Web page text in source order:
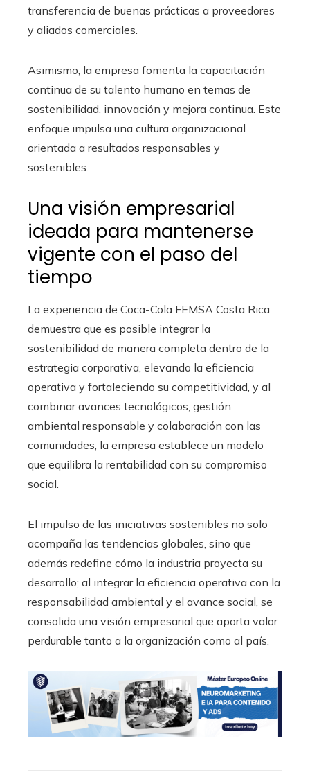
transferencia de buenas prácticas a proveedores
y aliados comerciales.
Asimismo, la empresa fomenta la capacitación
continua de su talento humano en temas de
sostenibilidad, innovación y mejora continua. Este
enfoque impulsa una cultura organizacional
orientada a resultados responsables y
sostenibles.
Una visión empresarial
ideada para mantenerse
vigente con el paso del
tiempo
La experiencia de Coca-Cola FEMSA Costa Rica
demuestra que es posible integrar la
sostenibilidad de manera completa dentro de la
estrategia corporativa, elevando la eficiencia
operativa y fortaleciendo su competitividad, y al
combinar avances tecnológicos, gestión
ambiental responsable y colaboración con las
comunidades, la empresa establece un modelo
que equilibra la rentabilidad con su compromiso
social.
El impulso de las iniciativas sostenibles no solo
acompaña las tendencias globales, sino que
además redefine cómo la industria proyecta su
desarrollo; al integrar la eficiencia operativa con la
responsabilidad ambiental y el avance social, se
consolida una visión empresarial que aporta valor
perdurable tanto a la organización como al país.